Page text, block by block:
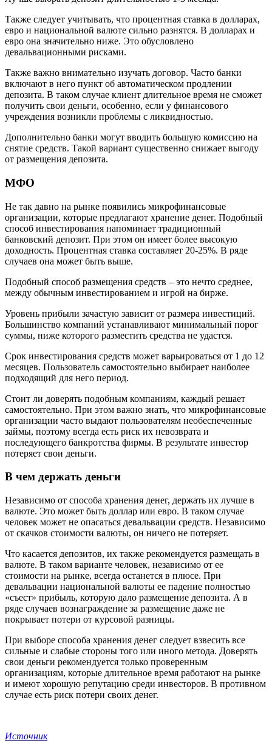
Также следует учитывать, что процентная ставка в долларах,
евро и национальной валюте сильно разнятся. В долларах и
евро она значительно ниже. Это обусловлено
девальвационными рисками.
Также важно внимательно изучать договор. Часто банки
включают в него пункт об автоматическом продлении
депозита. В таком случае клиент длительное время не сможет
получить свои деньги, особенно, если у финансового
учреждения возникли проблемы с ликвидностью.
Дополнительно банки могут вводить большую комиссию на
снятие средств. Такой вариант существенно снижает выгоду
от размещения депозита.
МФО
Не так давно на рынке появились микрофинансовые
организации, которые предлагают хранение денег. Подобный
способ инвестирования напоминает традиционный
банковский депозит. При этом он имеет более высокую
доходность. Процентная ставка составляет 20-25%. В ряде
случаев она может быть выше.
Подобный способ размещения средств – это нечто среднее,
между обычным инвестированием и игрой на бирже.
Уровень прибыли зачастую зависит от размера инвестиций.
Большинство компаний устанавливают минимальный порог
суммы, ниже которого разместить средства не удастся.
Срок инвестирования средств может варьироваться от 1 до 12
месяцев. Пользователь самостоятельно выбирает наиболее
подходящий для него период.
Стоит ли доверять подобным компаниям, каждый решает
самостоятельно. При этом важно знать, что микрофинансовые
организации часто выдают пользователям необеспеченные
займы, поэтому всегда есть риск их невозврата и
последующего банкротства фирмы. В результате инвестор
потеряет свои деньги.
В чем держать деньги
Независимо от способа хранения денег, держать их лучше в
валюте. Это может быть доллар или евро. В таком случае
человек может не опасаться девальвации средств. Независимо
от скачков стоимости валюты, он ничего не потеряет.
Что касается депозитов, их также рекомендуется размещать в
валюте. В таком варианте человек, независимо от ее
стоимости на рынке, всегда останется в плюсе. При
девальвации национальной валюты ее падение полностью
«съест» прибыль, которую дало размещение депозита. А в
ряде случаев вознаграждение за размещение даже не
покрывает потери от курсовой разницы.
При выборе способа хранения денег следует взвесить все
сильные и слабые стороны того или иного метода. Доверять
свои деньги рекомендуется только проверенным
организациям, которые длительное время работают на рынке
и имеют хорошую репутацию среди инвесторов. В противном
случае есть риск потери своих денег.
Источник